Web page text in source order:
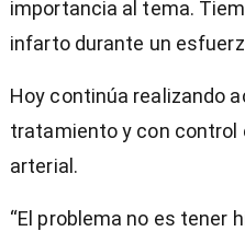
importancia al tema.
infarto durante un
Hoy continúa realizando
tratamiento y con control
arterial.
“El problema no es tener